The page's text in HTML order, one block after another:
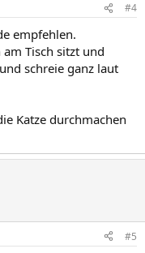
#4
empfehlen.
Tisch sitzt und
schreie ganz laut
Katze durchmachen
#5